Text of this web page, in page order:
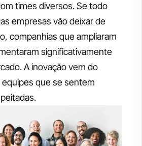
times diversos. Se todo
empresas vão deixar de
companhias que ampliaram
significativamente
A inovação vem do
que se sentem